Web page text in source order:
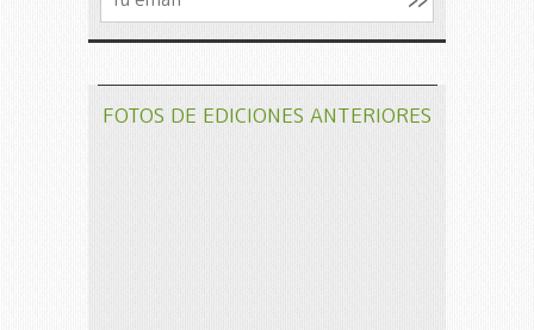
FOTOS DE EDICIONES ANTERIORES